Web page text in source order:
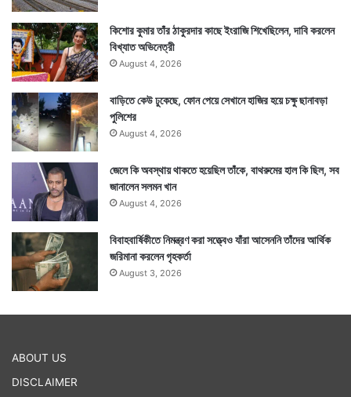
কিশোর কুমার তাঁর ঠাকুরদার কাছে ইংরাজি শিখেছিলেন, দাবি করলেন
বিখ্যাত অভিনেত্রী
August 4, 2026
বাড়িতে কেউ ঢুকেছে, ফোন পেয়ে সেখানে হাজির হয়ে চক্ষু ছানাবড়া
পুলিশের
August 4, 2026
জেলে কি অবস্থায় থাকতে হয়েছিল তাঁকে, বাথরুমের হাল কি ছিল, সব
জানালেন সলমন খান
August 4, 2026
বিবাহবার্ষিকীতে নিমন্ত্রণ করা সত্ত্বেও যাঁরা আসেননি তাঁদের আর্থিক
জরিমানা করলেন গৃহকর্তা
August 3, 2026
ABOUT US
DISCLAIMER